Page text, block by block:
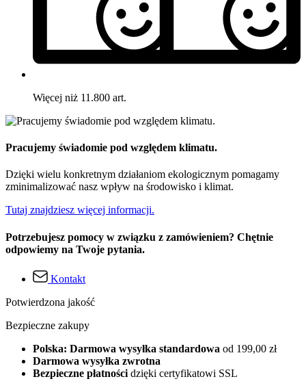
Więcej niż 11.800 art.
Pracujemy świadomie pod względem klimatu.
Dzięki wielu konkretnym działaniom ekologicznym pomagamy
zminimalizować nasz wpływ na środowisko i klimat.
Tutaj znajdziesz więcej informacji.
Potrzebujesz pomocy w związku z zamówieniem? Chętnie
odpowiemy na Twoje pytania.
Kontakt
Potwierdzona jakość
Bezpieczne zakupy
Polska: Darmowa wysyłka standardowa od 199,00 zł
Darmowa wysyłka zwrotna
Bezpieczne płatności dzięki certyfikatowi SSL